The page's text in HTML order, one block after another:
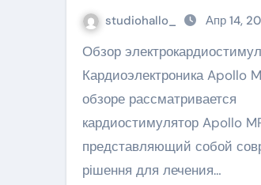
характеристики и
studiohallo_ Апр 14,
Обзор электрокардиостимулятора
Кардиоэлектроника Apollo
обзоре рассматривается
кардиостимулятор Apollo
представляющий собой
рішення для лечения…